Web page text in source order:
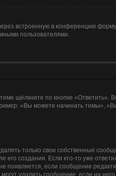
встроенную в конференцию
пользователями.
щёлкните по кнопке «Ответить».
«Вы можете начинать темы»,
только свои собственные
его создания. Если кто-то уже
появляется, если сообщение
удалить сообщение, если на него